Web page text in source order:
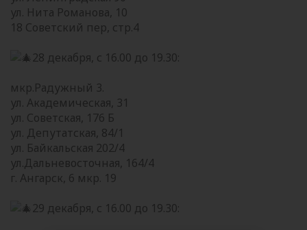
ул. Нита Романова, 10
18 Советский пер, стр.4
28 декабря, с 16.00 до 19.30:
мкр.Радужный 3.
ул. Академическая, 31
ул. Советская, 176 Б
ул. Депутатская, 84/1
ул. Байкальская 202/4
ул.Дальневосточная, 164/4
г. Ангарск, 6 мкр. 19
29 декабря, с 16.00 до 19.30: